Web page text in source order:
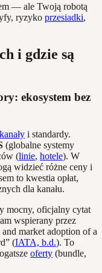
— ale Twoją robotą
ryzyko przesiadki,
i gdzie są
ekosystem bez
kanały i standardy.
(globalne systemy
(linie, hotele). W
widzieć różne ceny i
to kwestia opłat,
dla kanału.
mocny, oficjalny cytat
wspierany przez
market adoption of a
(IATA, b.d.). To
oferty (bundle,